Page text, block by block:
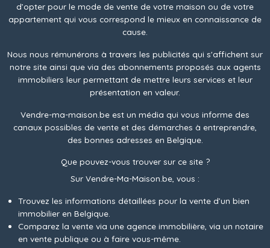
d’opter pour le mode de vente de votre maison ou de votre
appartement qui vous correspond le mieux en connaissance de
cause.
Nous nous rémunérons à travers les publicités qui s'affichent sur
notre site ainsi que via des abonnements proposés aux agents
immobiliers leur permettant de mettre leurs services et leur
présentation en valeur.
Vendre-ma-maison.be est un média qui vous informe des
canaux possibles de vente et des démarches à entreprendre,
des bonnes adresses en Belgique.
Que pouvez-vous trouver sur ce site ?
Sur Vendre-Ma-Maison.be, vous :
Trouvez les informations détaillées pour la vente d’un bien
immobilier en Belgique.
Comparez la vente via une agence immobilière, via un notaire
en vente publique ou à faire vous-même.